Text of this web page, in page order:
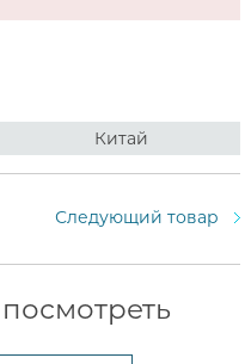
Китай
Следующий товар